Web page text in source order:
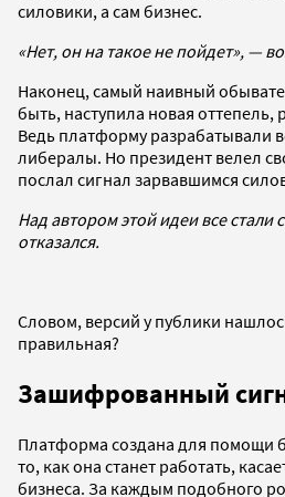
силовики, а сам бизнес.
«Нет, он на такое не пойдет», —
Наконец, самый наивный
быть, наступила новая
Ведь платформу разрабатывали
либералы. Но президент велел
послал сигнал зарвавшимся
Над автором этой идеи все стали
отказался.
Словом, версий у публики
правильная?
Зашифрованный
Платформа создана для помощи
то, как она станет работать,
бизнеса. За каждым подобного